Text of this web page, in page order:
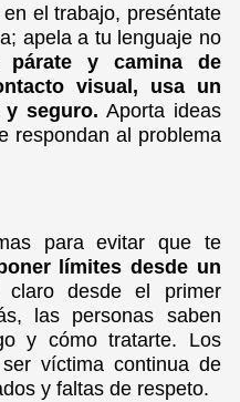
el trabajo, preséntate
apela a tu lenguaje no
párate y camina de
visual, usa un
seguro. Aporta ideas
respondan al problema
para evitar que te
límites desde un
claro desde el primer
las personas saben
y cómo tratarte. Los
víctima continua de
y faltas de respeto.